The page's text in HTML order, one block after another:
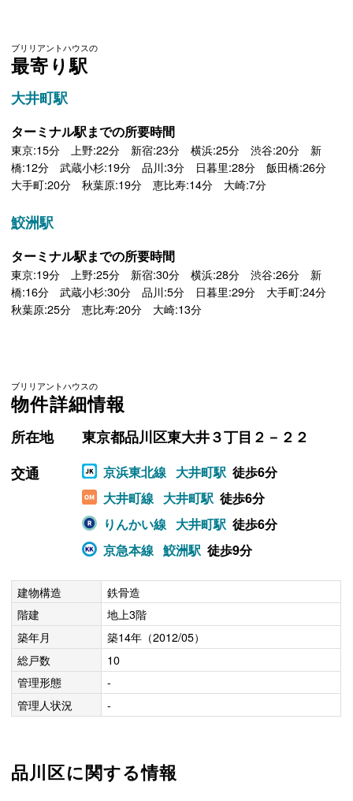
ブリリアントハウスの
最寄り駅
大井町駅
ターミナル駅までの所要時間
東京:15分 上野:22分 新宿:23分 横浜:25分 渋谷:20分 新
橋:12分 武蔵小杉:19分 品川:3分 日暮里:28分 飯田橋:26分
大手町:20分 秋葉原:19分 恵比寿:14分 大崎:7分
鮫洲駅
ターミナル駅までの所要時間
東京:19分 上野:25分 新宿:30分 横浜:28分 渋谷:26分 新
橋:16分 武蔵小杉:30分 品川:5分 日暮里:29分 大手町:24分
秋葉原:25分 恵比寿:20分 大崎:13分
ブリリアントハウスの
物件詳細情報
所在地
東京都品川区東大井３丁目２－２２
交通
京浜東北線 大井町駅 徒歩6分
大井町線 大井町駅 徒歩6分
りんかい線 大井町駅 徒歩6分
京急本線 鮫洲駅 徒歩9分
建物構造
鉄骨造
階建
地上3階
築年月
築14年（2012/05）
総戸数
10
管理形態
-
管理人状況
-
品川区に関する情報